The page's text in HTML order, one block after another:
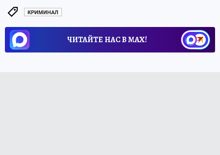
КРИМИНАЛ
ЧИТАЙТЕ НАС В МАХ!